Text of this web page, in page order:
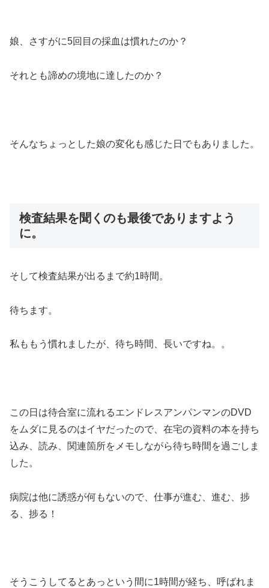
娘、さすがに5回目の採血は慣れたのか？
それとも諦めの境地に達したのか？
そんなちょっとした娘の変化も感じた日でもありました。
検査結果を聞くのも最後でありますよう
に。
そして検査結果が出るまで約1時間。
待ちます。
私ももう慣れましたが、待ち時間、長いですね。。
この日は待合室に流れるエンドレスアンパンマンのDVD
をムダに見るのはイヤだったので、在宅の資料の本を持ち
込み、読み、関連箇所をメモしながら待ち時間を過ごしま
した。
病院は他に誘惑が何もないので、仕事が進む、進む、捗
る、捗る！
そうこうしてるとあっという間に1時間が経ち、呼ばれま